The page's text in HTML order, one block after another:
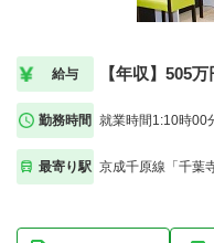
給与 【年収】505
勤務時間 就業時間1:10時00
最寄り駅 京成千原線「千葉